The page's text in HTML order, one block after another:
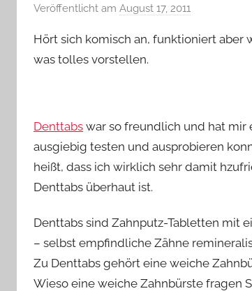
vieles
Veröffentlicht am August 17, 2011
n
e
Hört sich komisch an, funktioniert aber
was tolles vorstellen.
Denttabs war so freundlich und hat mir
ausgiebig testen und ausprobieren
heißt, dass ich wirklich sehr damit
Denttabs überhaut ist.
Denttabs sind Zahnputz-Tabletten mit
– selbst empfindliche Zähne
Zu Denttabs gehört eine weiche
Wieso eine weiche Zahnbürste fragen